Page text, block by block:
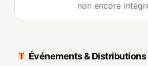
non encore
Événements & Distributions